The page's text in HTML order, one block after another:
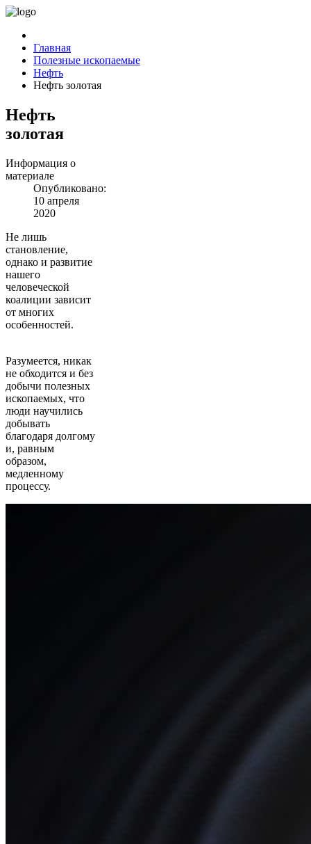
Главная
Полезные ископаемые
Нефть
Нефть золотая
Нефть
золотая
Информация о
материале
Опубликовано:
10 апреля
2020
Не лишь
становление,
однако и развитие
нашего
человеческой
коалиции зависит
от многих
особенностей.
Разумеется, никак
не обходится и без
добычи полезных
ископаемых, что
люди научились
добывать
благодаря долгому
и, равным
образом,
медленному
процессу.